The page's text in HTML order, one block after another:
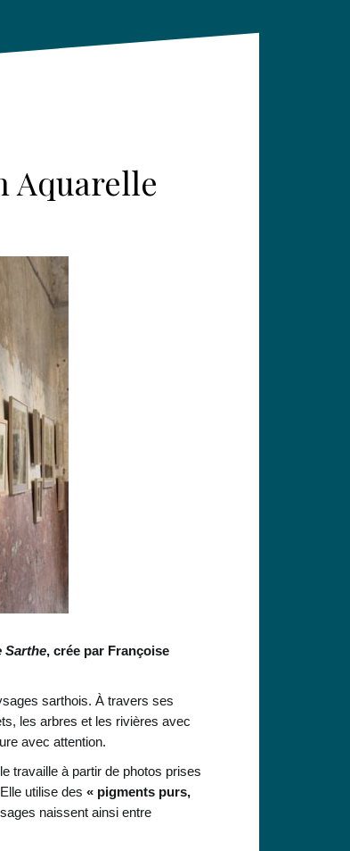
Aquarelle
Sarthe, crée par Françoise
sarthois. À travers ses
les arbres et les rivières avec
avec attention.
travaille à partir de photos prises
utilise des « pigments purs,
naissent ainsi entre